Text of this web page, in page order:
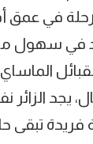
في عمق
في سهول
لقبائل
يجد الزائر
فريدة تبقى